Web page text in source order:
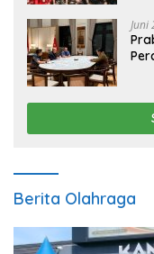
Juni
Berita Olahraga